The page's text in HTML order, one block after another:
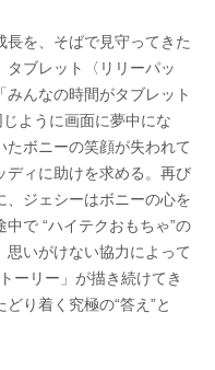
を、そばで見守ってきた
タブレット〈リリーパッ
みんなの時間がタブレット
ように画面に夢中にな
たボニーの笑顔が失われて
ィに助けを求める。再び
、ジェシーはボニーの心を
で “ハイテクおもちゃ”の
思いがけない協力によって
ーリー」が描き続けてき
り着く究極の“答え”と